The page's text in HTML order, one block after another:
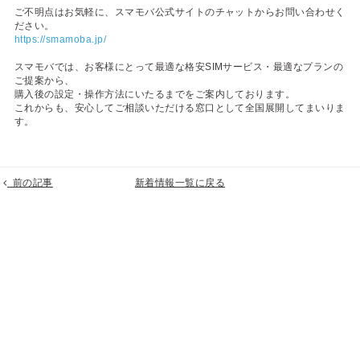
ご不明点はお気軽に、スマモバ公式サイトのチャットからお問い合わせく
ださい。
https://smamoba.jp/
スマモバでは、お客様にとって最適な格安SIMサービス・最適なプランの
ご提案から、
購入後の設定・操作方法にいたるまでをご案内しております。
これからも、安心してご相談いただける窓口として全国展開してまいりま
す。
前の記事 新着情報一覧に戻る